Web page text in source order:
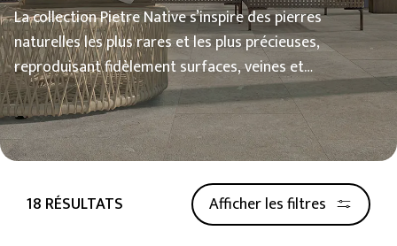
La collection Pietre Native s’inspire des pierres
naturelles les plus rares et les plus précieuses,
reproduisant fidèlement surfaces, veines et
chromatismes.
18 RÉSULTATS Afficher les filtres